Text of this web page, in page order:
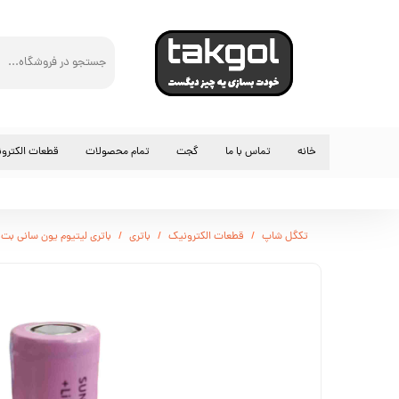
خانه تماس با ما گجت تمام محصولات قطعات
آی سی و
فن و خنک
تکگل شاپ قطعات الکترونیک باتری باتری لیتیوم یون سانی بت 3.7 ولت 2600 میلی آمپر 3c